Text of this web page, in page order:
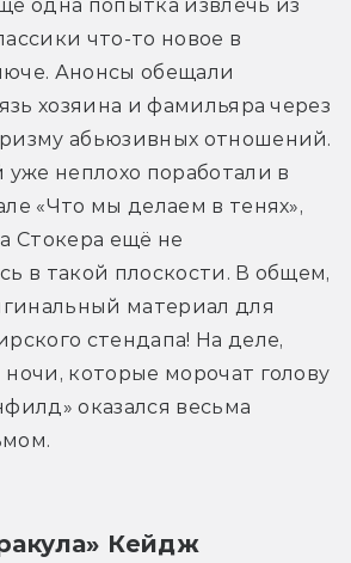
одна попытка извлечь из
что-то новое в
Анонсы обещали
хозяина и фамильяра через
абьюзивных отношений.
неплохо поработали в
«Что мы делаем в тенях»,
Стокера ещё не
в такой плоскости. В общем,
материал для
стендапа! На деле,
которые морочат голову
оказался весьма
Кейдж